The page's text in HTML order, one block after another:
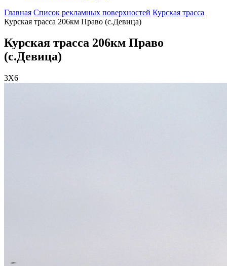
Главная Список рекламных поверхностей Курская трасса
Курская трасса 206км Право (с.Девица)
Курская трасса 206км Право
(с.Девица)
3X6